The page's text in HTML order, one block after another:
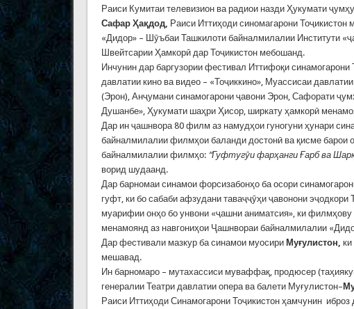
Раиси Кумитаи телевизион ва радиои назди Ҳукумати
Сафар Ҳақдод, Раиси Иттиҳоди синомагарони
«Дидор» – Шӯъбаи Ташкилоти байналмилалии Институти
Швейтсарии Ҳамкорӣ дар Тоҷикистон мебошанд.
Инчунин дар баргузории фестивал Иттифоқи
давлатии кино ва видео – «Тоҷиккино», Муассисаи
(Эрон), Анҷумани синамогарони ҷавони Эрон, Сафорати
Душанбе», Ҳукумати шаҳри Ҳисор, ширкату ҳамкорӣ
Дар ин ҷашнвора 80 филм аз намудҳои гуногуни ҳунари
байналмилалии филмҳои баланди достонӣ ва қисме барои
байналмилалии филмҳо: “Гуфтугӯи фарҳангиҒарб ва Шар
ворид шудаанд.
Дар барномаи синамои форсизабонҳо ба осори
гуфт, ки бо сабаби афзудани таваҷҷӯҳи ҷавонони
муарифии онҳо бо унвони «ҷашни аниматсия», ки
менамоянд аз навгониҳои Ҷашнвораи байналмилалии
Дар фестивали мазкур ба синамои муосири Муғулистон
мешавад.
Ин барномаро – мутахассиси муваффақ, продюсер
генералии Театри давлатии опера ва балети Муғулистон–
Раиси Иттиҳоди Синамогарони Тоҷикистон ҳамчунин